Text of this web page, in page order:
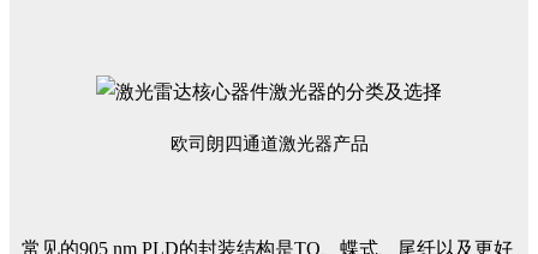
欧司朗四通道激光器产品
常见的905 nm PLD的封装结构是TO、蝶式、尾纤以及更好